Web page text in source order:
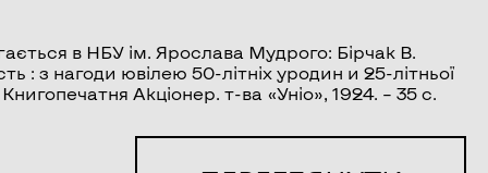
в НБУ ім. Ярослава Мудрого: Бірчак В.
: з нагоди ювілею 50-літніх уродин и 25-літньої
Акціонер. т-ва «Уніо», 1924. – 35 с.